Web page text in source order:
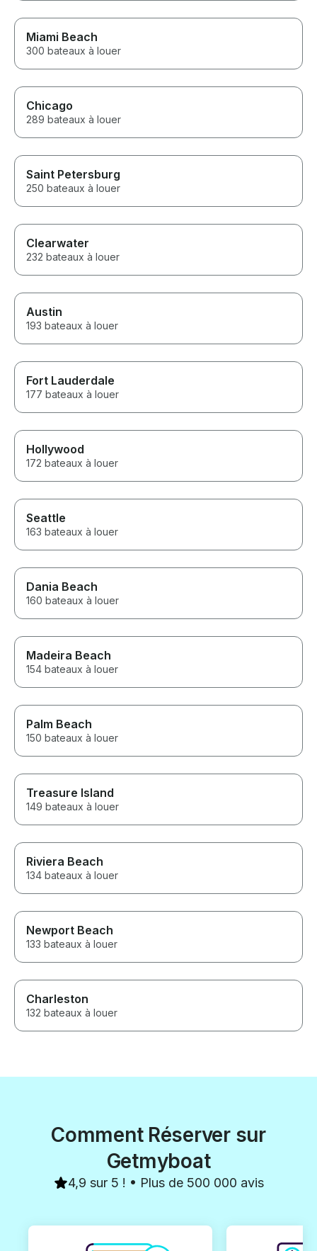
Miami Beach
300 bateaux à louer
Chicago
289 bateaux à louer
Saint Petersburg
250 bateaux à louer
Clearwater
232 bateaux à louer
Austin
193 bateaux à louer
Fort Lauderdale
177 bateaux à louer
Hollywood
172 bateaux à louer
Seattle
163 bateaux à louer
Dania Beach
160 bateaux à louer
Madeira Beach
154 bateaux à louer
Palm Beach
150 bateaux à louer
Treasure Island
149 bateaux à louer
Riviera Beach
134 bateaux à louer
Newport Beach
133 bateaux à louer
Charleston
132 bateaux à louer
Comment Réserver sur
Getmyboat
4,9 sur 5 ! • Plus de 500 000 avis